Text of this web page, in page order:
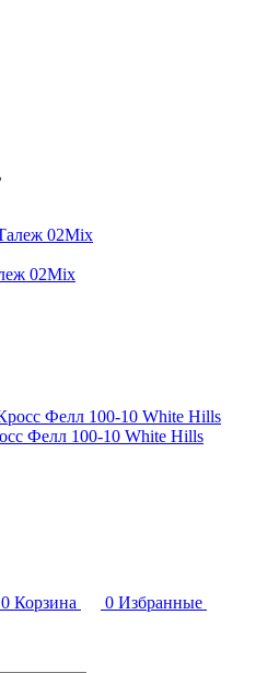
02Mix
Фелл 100-10 White Hills
0 Корзина 0 Избранные